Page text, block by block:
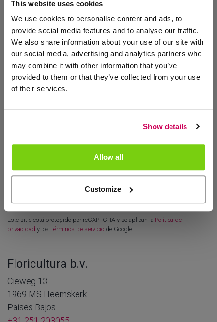
This website uses cookies
We use cookies to personalise content and ads, to
provide social media features and to analyse our traffic.
We also share information about your use of our site with
our social media, advertising and analytics partners who
may combine it with other information that you’ve
provided to them or that they’ve collected from your use
of their services.
Show details
Allow all
Customize
Tu pregunta o comentario
Este sitio está protegido por reCAPTCHA y se aplican la Política de
privacidad y los Términos de servicio de Google.
Floricultura b.v.
Cieweg 13
1969 MS Heemskerk
Países Bajos